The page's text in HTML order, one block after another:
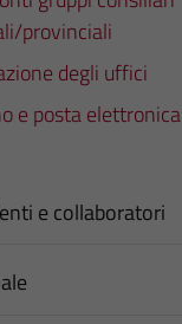
provinciali
degli uffici
e posta elettronica
e collaboratori